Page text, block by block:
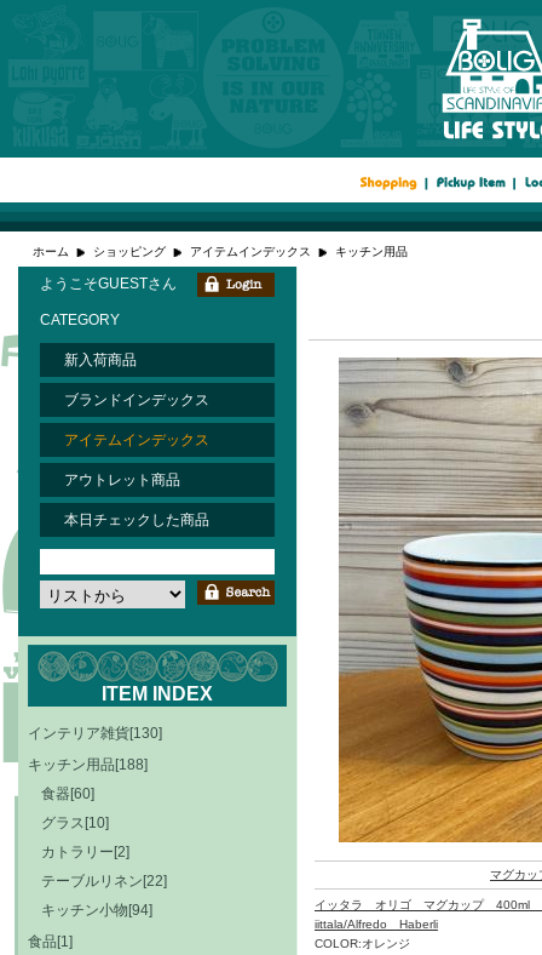
ホーム ショッピング アイテムインデックス キッチン用品
マグカッ
イッタラ オリゴ マグカップ 400ml
iittala/Alfredo Haberli
COLOR:オレンジ
ようこそGUESTさん
CATEGORY
新入荷商品
ブランドインデックス
アイテムインデックス
アウトレット商品
本日チェックした商品
ITEM INDEX
インテリア雑貨[130]
キッチン用品[188]
食器[60]
グラス[10]
カトラリー[2]
テーブルリネン[22]
キッチン小物[94]
食品[1]